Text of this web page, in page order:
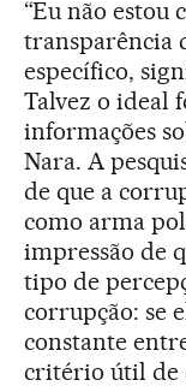
“Eu não estou
transparência
específico,
Talvez o ideal
informações
Nara. A
de que a
como arma
impressão de
tipo de
corrupção: se
constante
critério útil de